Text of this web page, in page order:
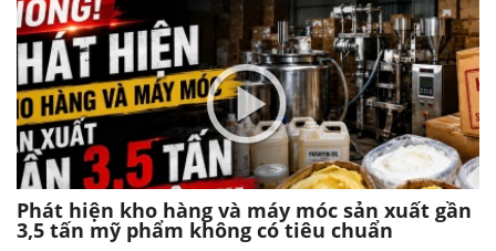
Phát hiện kho hàng và máy móc sản xuất gần
3,5 tấn mỹ phẩm không có tiêu chuẩn